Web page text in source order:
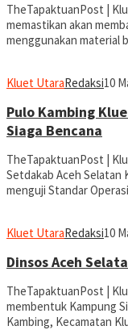
TheTapaktuanPost |
memastikan akan
menggunakan material
Kluet UtaraRedaksi10
Pulo Kambing
Siaga Bencana
TheTapaktuanPost |
Setdakab Aceh Selatan
menguji Standar
Kluet UtaraRedaksi10
Dinsos Aceh
TheTapaktuanPost |
membentuk Kampung
Kambing, Kecamatan